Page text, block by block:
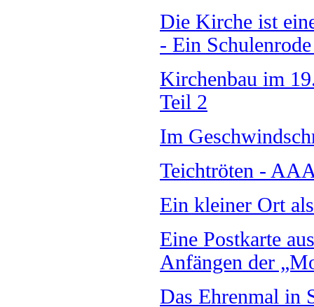
Die Kirche ist
- Ein
Kirchenbau im
Teil 2
Im
Teichtröten -
Ein kleiner Ort
Eine Postkarte
Anfängen der
Das Ehrenmal in